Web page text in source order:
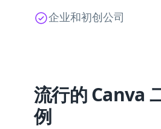
企业和初创公司
流行的 Canva
例